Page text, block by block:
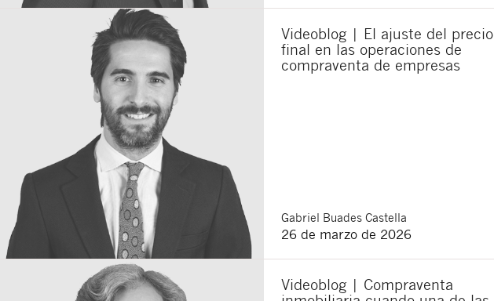
Videoblog | El ajuste del precio
final en las operaciones de
compraventa de empresas
Gabriel Buades Castella
26 de marzo de 2026
Videoblog | Compraventa